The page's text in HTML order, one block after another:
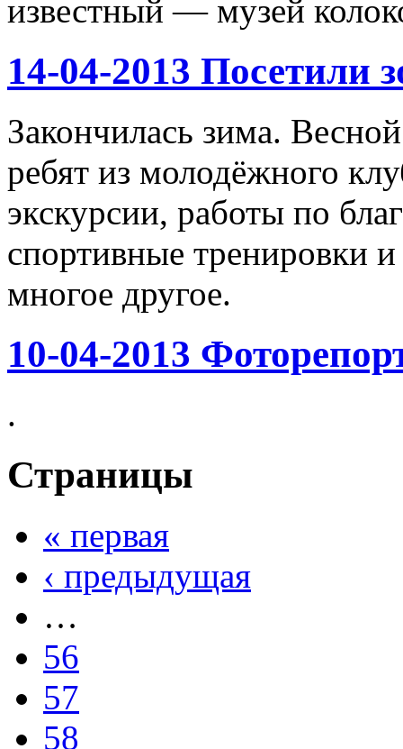
известный — музей
14-04-2013 Посетили
Закончилась зима.
ребят из молодёжного
экскурсии, работы по
спортивные тренировки
многое другое.
10-04-2013
.
Страницы
« первая
‹ предыдущая
…
56
57
58